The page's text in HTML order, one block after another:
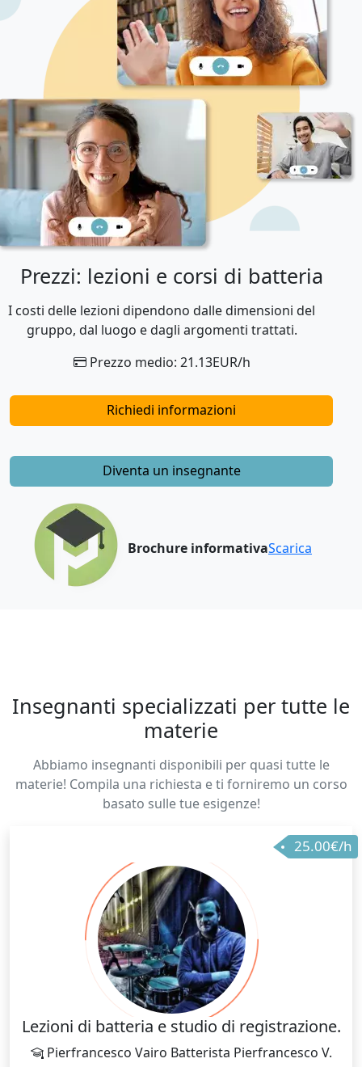
Prezzi: lezioni e corsi di batteria
I costi delle lezioni dipendono dalle dimensioni del
gruppo, dal luogo e dagli argomenti trattati.
Prezzo medio: 21.13EUR/h
Richiedi informazioni
Diventa un insegnante
Brochure informativaScarica
Insegnanti specializzati per tutte le
materie
Abbiamo insegnanti disponibili per quasi tutte le
materie! Compila una richiesta e ti forniremo un corso
basato sulle tue esigenze!
25.00€/h
Lezioni di batteria e studio di registrazione.
Pierfrancesco Vairo Batterista Pierfrancesco V.